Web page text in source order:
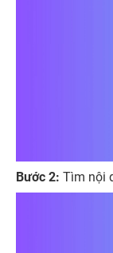
Bước 2: Tìm nội